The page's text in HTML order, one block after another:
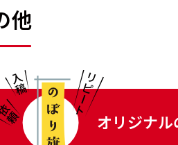
他
オリジナ